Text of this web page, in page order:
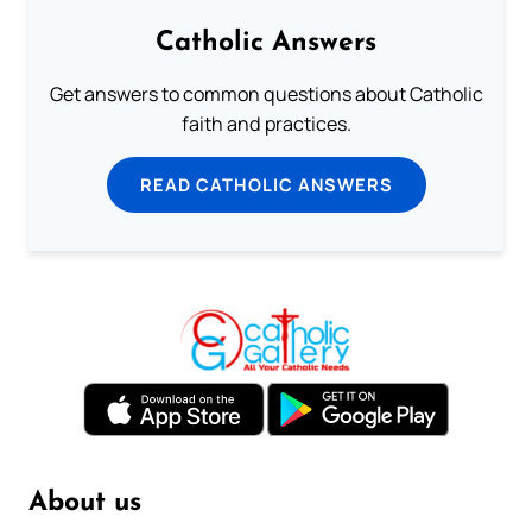
Catholic Answers
Get answers to common questions about Catholic
faith and practices.
READ CATHOLIC ANSWERS
About us